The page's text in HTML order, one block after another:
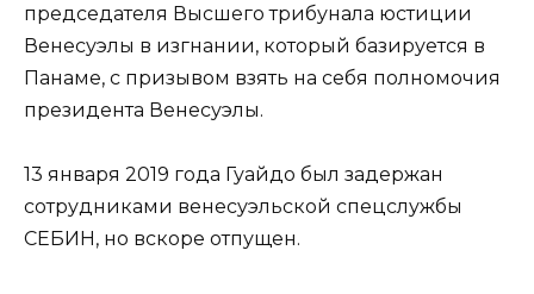
председателя Высшего трибунала юстиции
Венесуэлы в изгнании, который базируется в
Панаме, с призывом взять на себя полномочия
президента Венесуэлы.
13 января 2019 года Гуайдо был задержан
сотрудниками венесуэльской спецслужбы
СЕБИН, но вскоре отпущен.